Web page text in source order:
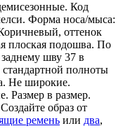
Код
Форма носа/мыса:
оттенок
плоская подошва. По
шву 37 в
стандартной полноты
Не широкие.
Размер в размер.
образ от
ремень или два,